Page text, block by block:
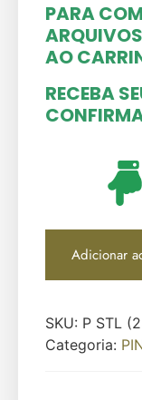
PARA
AO
RECEBA
Adicionar
SKU: P STL
Categoria: